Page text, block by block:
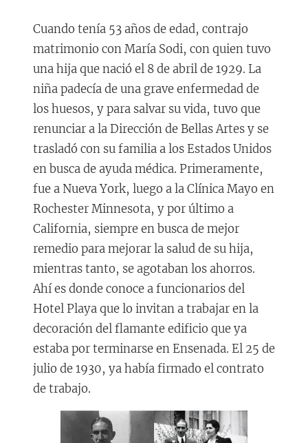
Cuando tenía 53 años de edad, contrajo
matrimonio con María Sodi, con quien tuvo
una hija que nació el 8 de abril de 1929. La
niña padecía de una grave enfermedad de
los huesos, y para salvar su vida, tuvo que
renunciar a la Dirección de Bellas Artes y se
trasladó con su familia a los Estados Unidos
en busca de ayuda médica. Primeramente,
fue a Nueva York, luego a la Clínica Mayo en
Rochester Minnesota, y por último a
California, siempre en busca de mejor
remedio para mejorar la salud de su hija,
mientras tanto, se agotaban los ahorros.
Ahí es donde conoce a funcionarios del
Hotel Playa que lo invitan a trabajar en la
decoración del flamante edificio que ya
estaba por terminarse en Ensenada. El 25 de
julio de 1930, ya había firmado el contrato
de trabajo.